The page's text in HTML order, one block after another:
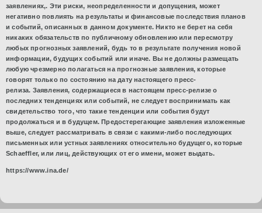
заявлениях,. Эти риски, неопределенности и допущения, может
негативно повлиять на результаты и финансовые последствия планов
и событий, описанных в данном документе. Никто не берет на себя
никаких обязательств по публичному обновлению или пересмотру
любых прогнозных заявлений, будь то в результате получения новой
информации, будущих событий или иначе. Вы не должны размещать
любую чрезмерно полагаться на прогнозные заявления, которые
говорят только по состоянию на дату настоящего пресс-
релиза. Заявления, содержащиеся в настоящем пресс-релизе о
последних тенденциях или событий, не следует воспринимать как
свидетельство того, что такие тенденции или события будут
продолжаться и в будущем. Предостерегающие заявления изложенные
выше, следует рассматривать в связи с какими-либо последующих
письменных или устных заявлениях относительно будущего, которые
Schaeffler, или лиц, действующих от его имени, может выдать.
https://www.ina.de/